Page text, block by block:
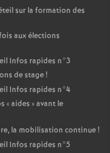
sur la formation des
aux élections
Infos rapides n°3
de stage!
Infos rapides n°4
«aides » avant le
la mobilisation continue!
Infos rapides n°5